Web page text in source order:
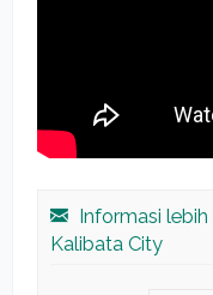
Informasi
Kalibata City